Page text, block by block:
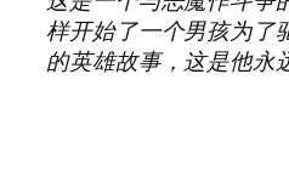
样开始了一个男孩为了
的英雄故事，这是他永